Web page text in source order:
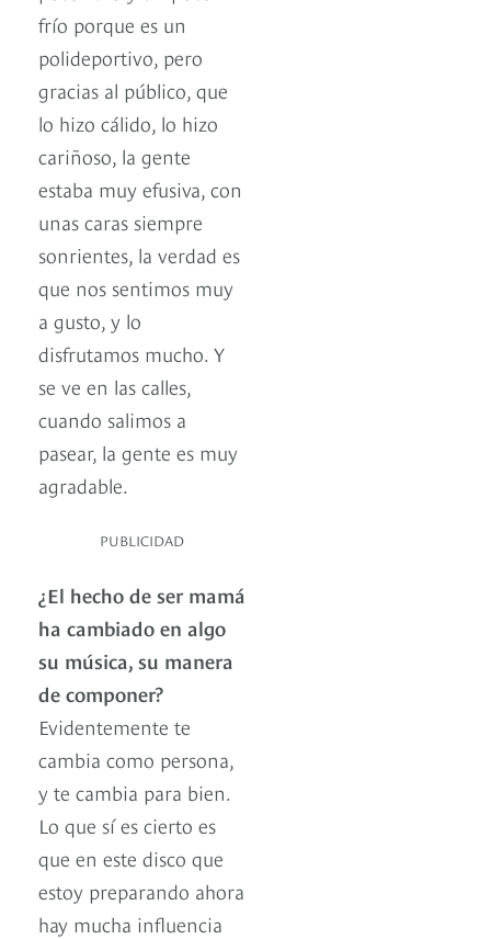
frío porque es un
polideportivo, pero
gracias al público, que
lo hizo cálido, lo hizo
cariñoso, la gente
estaba muy efusiva, con
unas caras siempre
sonrientes, la verdad es
que nos sentimos muy
a gusto, y lo
disfrutamos mucho. Y
se ve en las calles,
cuando salimos a
pasear, la gente es muy
agradable.
PUBLICIDAD
¿El hecho de ser mamá
ha cambiado en algo
su música, su manera
de componer?
Evidentemente te
cambia como persona,
y te cambia para bien.
Lo que sí es cierto es
que en este disco que
estoy preparando ahora
hay mucha influencia